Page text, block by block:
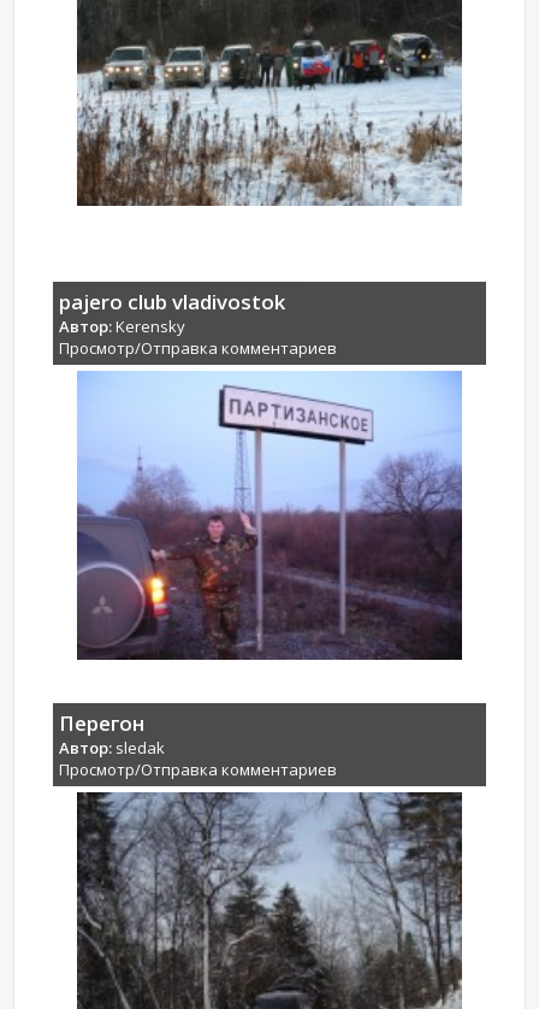
pajero club vladivostok
Автор:Kerensky
Просмотр/Отправка комментариев
Перегон
Автор: sledak
Просмотр/Отправка комментариев